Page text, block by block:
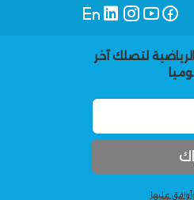
لتصلك آخر
عليها